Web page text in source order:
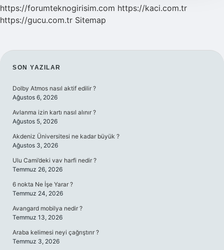
https://forumteknogirisim.com https://kaci.com.tr
https://gucu.com.tr Sitemap
SIDEBAR
SON YAZILAR
Dolby Atmos nasıl aktif edilir ?
Ağustos 6, 2026
Avlanma izin kartı nasıl alınır ?
Ağustos 5, 2026
Akdeniz Üniversitesi ne kadar büyük ?
Ağustos 3, 2026
Ulu Cami’deki vav harfi nedir ?
Temmuz 26, 2026
6 nokta Ne İşe Yarar ?
Temmuz 24, 2026
Avangard mobilya nedir ?
Temmuz 13, 2026
Araba kelimesi neyi çağrıştırır ?
Temmuz 3, 2026